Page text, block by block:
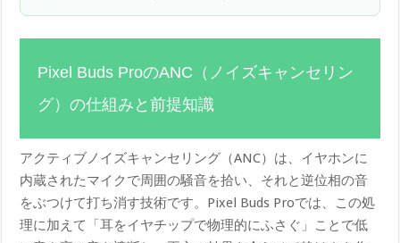
Pixel Buds ProのANC（ノイズキャンセリン
グ）の仕組みと前提知識
アクティブノイズキャンセリング（ANC）は、イヤホンに
内蔵されたマイクで周囲の騒音を拾い、それと逆位相の音
をぶつけて打ち消す技術です。Pixel Buds Proでは、この処
理に加えて「耳をイヤチップで物理的にふさぐ」ことで低